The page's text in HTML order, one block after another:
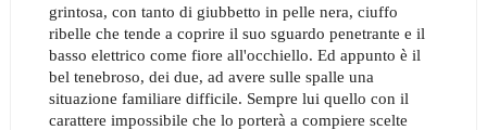
grintosa, con tanto di giubbetto in pelle nera, ciuffo
ribelle che tende a coprire il suo sguardo penetrante e il
basso elettrico come fiore all'occhiello. Ed appunto è il
bel tenebroso, dei due, ad avere sulle spalle una
situazione familiare difficile. Sempre lui quello con il
carattere impossibile che lo porterà a compiere scelte